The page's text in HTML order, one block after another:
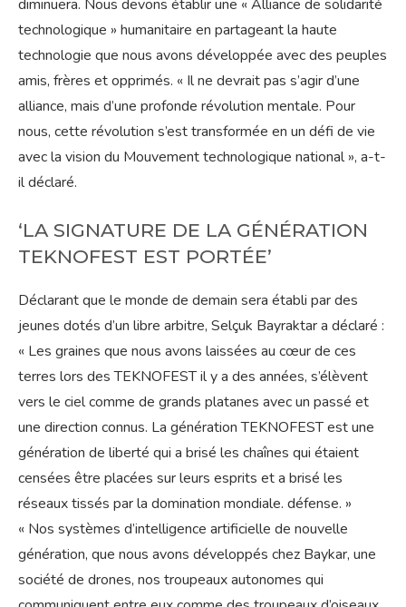
diminuera. Nous devons établir une « Alliance de solidarité
technologique » humanitaire en partageant la haute
technologie que nous avons développée avec des peuples
amis, frères et opprimés. « Il ne devrait pas s’agir d’une
alliance, mais d’une profonde révolution mentale. Pour
nous, cette révolution s’est transformée en un défi de vie
avec la vision du Mouvement technologique national », a-t-
il déclaré.
‘LA SIGNATURE DE LA GÉNÉRATION
TEKNOFEST EST PORTÉE’
Déclarant que le monde de demain sera établi par des
jeunes dotés d’un libre arbitre, Selçuk Bayraktar a déclaré :
« Les graines que nous avons laissées au cœur de ces
terres lors des TEKNOFEST il y a des années, s’élèvent
vers le ciel comme de grands platanes avec un passé et
une direction connus. La génération TEKNOFEST est une
génération de liberté qui a brisé les chaînes qui étaient
censées être placées sur leurs esprits et a brisé les
réseaux tissés par la domination mondiale. défense. »
« Nos systèmes d’intelligence artificielle de nouvelle
génération, que nous avons développés chez Baykar, une
société de drones, nos troupeaux autonomes qui